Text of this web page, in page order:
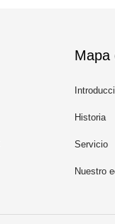
Mapa
Historia
Servicio
Nuestro